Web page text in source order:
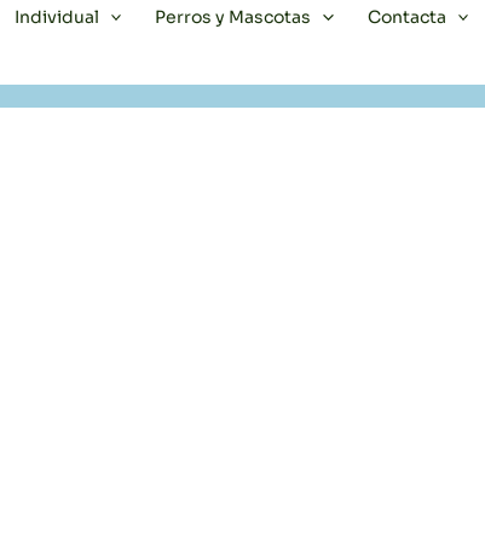
Individual Perros y Mascotas Contacta